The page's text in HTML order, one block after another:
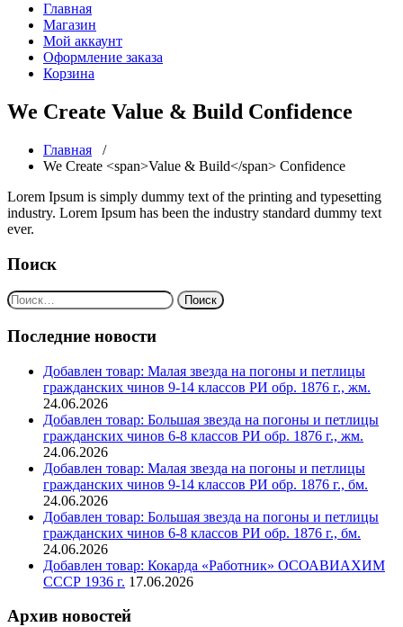
Главная
Магазин
Мой аккаунт
Оформление заказа
Корзина
We Create Value & Build Confidence
Главная /
We Create <span>Value & Build</span> Confidence
Lorem Ipsum is simply dummy text of the printing and typesetting
industry. Lorem Ipsum has been the industry standard dummy text
ever.
Поиск
Найти:
Последние новости
Добавлен товар: Малая звезда на погоны и петлицы
гражданских чинов 9-14 классов РИ обр. 1876 г., жм.
24.06.2026
Добавлен товар: Большая звезда на погоны и петлицы
гражданских чинов 6-8 классов РИ обр. 1876 г., жм.
24.06.2026
Добавлен товар: Малая звезда на погоны и петлицы
гражданских чинов 9-14 классов РИ обр. 1876 г., бм.
24.06.2026
Добавлен товар: Большая звезда на погоны и петлицы
гражданских чинов 6-8 классов РИ обр. 1876 г., бм.
24.06.2026
Добавлен товар: Кокарда «Работник» ОСОАВИАХИМ
СССР 1936 г. 17.06.2026
Архив новостей